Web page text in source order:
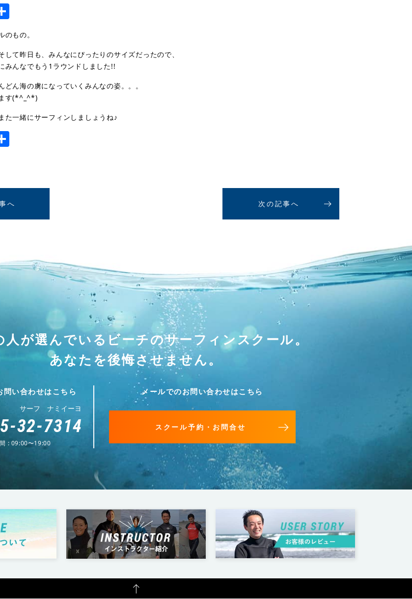
有
もの。
して昨日も、みんなにぴったりのサイズだったので、
みんなでもう1ラウンドしました!!
どん海の虜になっていくみんなの姿。。。
す(*^_^*)
た一緒にサーフィンしましょうね♪
へ 次の記事へ
人が選んでいるビーチのサーフィンスクール。
あなたを後悔させません。
問い合わせはこちら
サーフ ナミイーヨ
32-7314
: 09:00〜19:00
メールでのお問い合わせはこちら
スクール予約・お問合せ